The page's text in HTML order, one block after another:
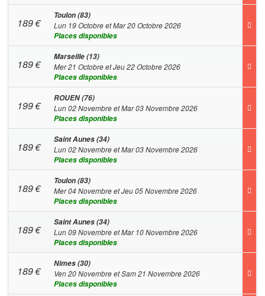
189€
Toulon (83)
Lun 19 Octobre et Mar 20 Octobre 2026
Places disponibles
189€
Marseille (13)
Mer 21 Octobre et Jeu 22 Octobre 2026
Places disponibles
199€
ROUEN (76)
Lun 02 Novembre et Mar 03 Novembre 2026
Places disponibles
189€
Saint Aunes (34)
Lun 02 Novembre et Mar 03 Novembre 2026
Places disponibles
189€
Toulon (83)
Mer 04 Novembre et Jeu 05 Novembre 2026
Places disponibles
189€
Saint Aunes (34)
Lun 09 Novembre et Mar 10 Novembre 2026
Places disponibles
189€
Nimes (30)
Ven 20 Novembre et Sam 21 Novembre 2026
Places disponibles